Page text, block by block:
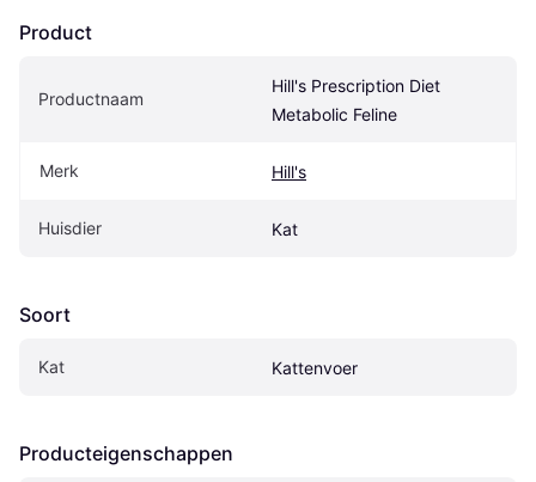
Product
Productnaam
Hill's Prescription Diet
Metabolic Feline
Merk Hill's
Huisdier Kat
Soort
Kat Kattenvoer
Producteigenschappen